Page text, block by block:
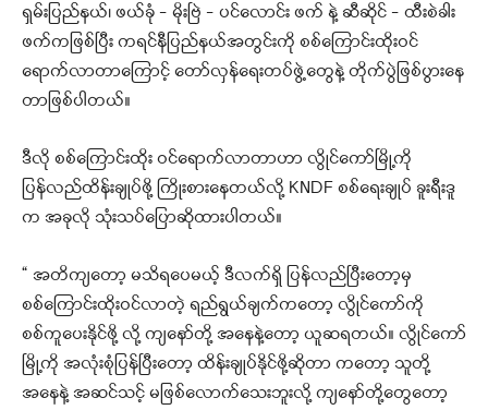
ရှမ်းပြည်နယ်၊ ဖယ်ခုံ – မိုးဗြဲ – ပင်လောင်း ဖက် နဲ့ ဆီဆိုင် – ထီးစဲခါး
ဖက်ကဖြစ်ပြီး ကရင်နီပြည်နယ်အတွင်းကို စစ်ကြောင်းထိုးဝင်
ရောက်လာတာကြောင့် တော်လှန်ရေးတပ်ဖွဲ့တွေနဲ့ တိုက်ပွဲဖြစ်ပွားနေ
တာဖြစ်ပါတယ်။
ဒီလို စစ်ကြောင်းထိုး ဝင်ရောက်လာတာဟာ လွိုင်ကော်မြို့ကို
ပြန်လည်ထိန်းချုပ်ဖို့ ကြိုးစားနေတယ်လို့ KNDF စစ်ရေးချုပ် ခူးရီးဒူ
က အခုလို သုံးသပ်ပြောဆိုထားပါတယ်။
“ အတိကျတော့ မသိရပေမယ့် ဒီလက်ရှိ ပြန်လည်ပြီးတော့မှ
စစ်ကြောင်းထိုးဝင်လာတဲ့ ရည်ရွယ်ချက်ကတော့ လွိုင်ကော်ကို
စစ်ကူပေးနိုင်ဖို့ လို့ ကျနော်တို့ အနေနဲ့တော့ ယူဆရတယ်။ လွိုင်ကော်
မြို့ကို အလုံးစုံပြန်ပြီးတော့ ထိန်းချုပ်နိုင်ဖို့ဆိုတာ ကတော့ သူတို့
အနေနဲ့ အဆင်သင့် မဖြစ်လောက်သေးဘူးလို့ ကျနော်တို့တွေတော့